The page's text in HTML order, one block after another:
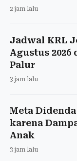
2 jam lalu
Jadwal KRL
Agustus
Palur
3 jam lalu
Meta
karena
Anak
3 jam lalu